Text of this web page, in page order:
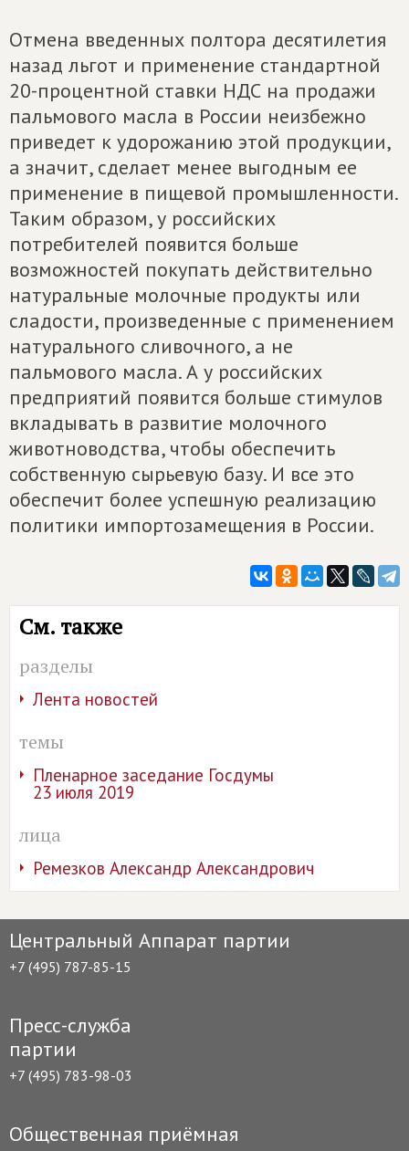
Отмена введенных полтора десятилетия
назад льгот и применение стандартной
20-процентной ставки НДС на продажи
пальмового масла в России неизбежно
приведет к удорожанию этой продукции,
а значит, сделает менее выгодным ее
применение в пищевой промышленности.
Таким образом, у российских
потребителей появится больше
возможностей покупать действительно
натуральные молочные продукты или
сладости, произведенные с применением
натурального сливочного, а не
пальмового масла. А у российских
предприятий появится больше стимулов
вкладывать в развитие молочного
животноводства, чтобы обеспечить
собственную сырьевую базу. И все это
обеспечит более успешную реализацию
политики импортозамещения в России.
См. также
разделы
Лента новостей
темы
Пленарное заседание Госдумы
23 июля 2019
лица
Ремезков Александр Александрович
Центральный Аппарат партии
+7 (495) 787-85-15
Пресс-служба
партии
+7 (495) 783-98-03
Общественная приёмная